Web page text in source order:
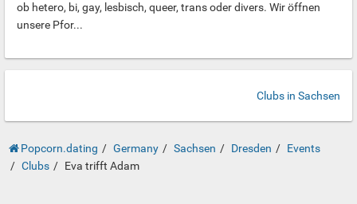
ob hetero, bi, gay, lesbisch, queer, trans oder divers. Wir öffnen
unsere Pfor...
Clubs in Sachsen
Popcorn.dating Germany Sachsen Dresden
Events
Clubs
Eva trifft Adam